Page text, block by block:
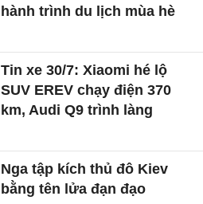
hành trình du lịch mùa hè
Tin xe 30/7: Xiaomi hé lộ
SUV EREV chạy điện 370
km, Audi Q9 trình làng
Nga tập kích thủ đô Kiev
bằng tên lửa đạn đạo